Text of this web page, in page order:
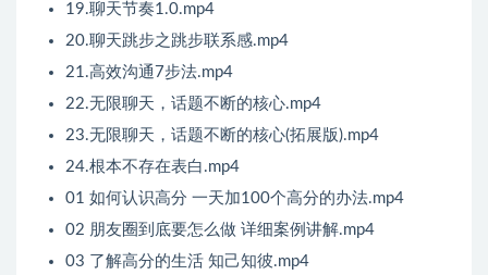
19.聊天节奏1.0.mp4
20.聊天跳步之跳步联系感.mp4
21.高效沟通7步法.mp4
22.无限聊天，话题不断的核心.mp4
23.无限聊天，话题不断的核心(拓展版).mp4
24.根本不存在表白.mp4
01 如何认识高分 一天加100个高分的办法.mp4
02 朋友圈到底要怎么做 详细案例讲解.mp4
03 了解高分的生活 知己知彼.mp4